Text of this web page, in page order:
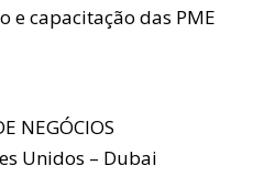
e capacitação das PME
NEGÓCIOS
Unidos – Dubai